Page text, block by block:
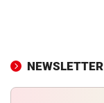
NEWSLETTER